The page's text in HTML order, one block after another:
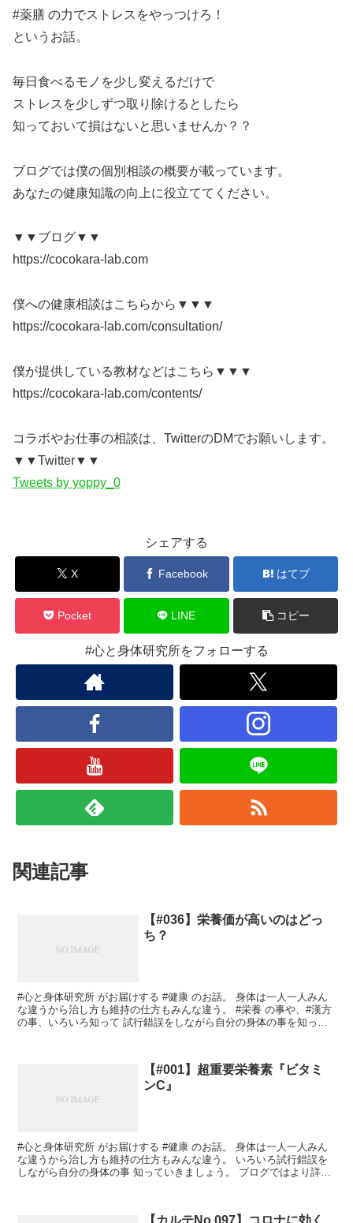
#薬膳 の力でストレスをやっつけろ！
というお話。
毎日食べるモノを少し変えるだけで
ストレスを少しずつ取り除けるとしたら
知っておいて損はないと思いませんか？？
ブログでは僕の個別相談の概要が載っています。
あなたの健康知識の向上に役立ててください。
▼▼ブログ▼▼
https://cocokara-lab.com
僕への健康相談はこちらから▼▼▼
https://cocokara-lab.com/consultation/
僕が提供している教材などはこちら▼▼▼
https://cocokara-lab.com/contents/
コラボやお仕事の相談は、TwitterのDMでお願いします。
▼▼Twitter▼▼
Tweets by yoppy_0
シェアする
X Facebook はてブ
Pocket LINE コピー
#心と身体研究所をフォローする
関連記事
【#036】栄養価が高いのはどっ
ち？
#心と身体研究所 がお届けする #健康 のお話。 身体は一人一人みん
な違うから治し方も維持の仕方もみんな違う。 #栄養 の事や、#漢方
の事、いろいろ知って 試行錯誤をしながら自分の身体の事を知って
【#001】超重要栄養素『ビタミ
ンC』
#心と身体研究所 がお届けする #健康 のお話。 身体は一人一人みん
な違うから治し方も維持の仕方もみんな違う。 いろいろ試行錯誤を
しながら自分の身体の事 知っていきましょう。 ブログではより詳し
【カルテNo.097】コロナに効く